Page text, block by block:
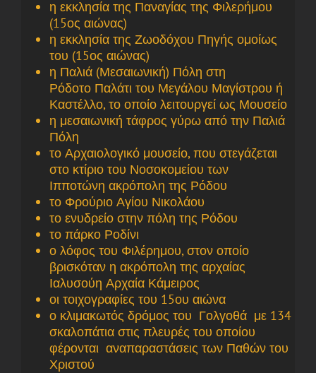
η εκκλησία της Παναγίας της Φιλερήμου
(15ος αιώνας)
η εκκλησία της Ζωοδόχου Πηγής ομοίως
του (15ος αιώνας)
η Παλιά (Μεσαιωνική) Πόλη στη
Ρόδοτο Παλάτι του Μεγάλου Μαγίστρου ή
Καστέλλο, το οποίο λειτουργεί ως Μουσείο
η μεσαιωνική τάφρος γύρω από την Παλιά
Πόλη
το Αρχαιολογικό μουσείο, που στεγάζεται
στο κτίριο του Νοσοκομείου των
Ιπποτώνη ακρόπολη της Ρόδου
το Φρούριο Αγίου Νικολάου
το ενυδρείο στην πόλη της Ρόδου
το πάρκο Ροδίνι
ο λόφος του Φιλέρημου, στον οποίο
βρισκόταν η ακρόπολη της αρχαίας
Ιαλυσούη Αρχαία Κάμειρος
οι τοιχογραφίες του 15ου αιώνα
ο κλιμακωτός δρόμος του Γολγοθά με 134
σκαλοπάτια στις πλευρές του οποίου
φέρονται αναπαραστάσεις των Παθών του
Χριστού